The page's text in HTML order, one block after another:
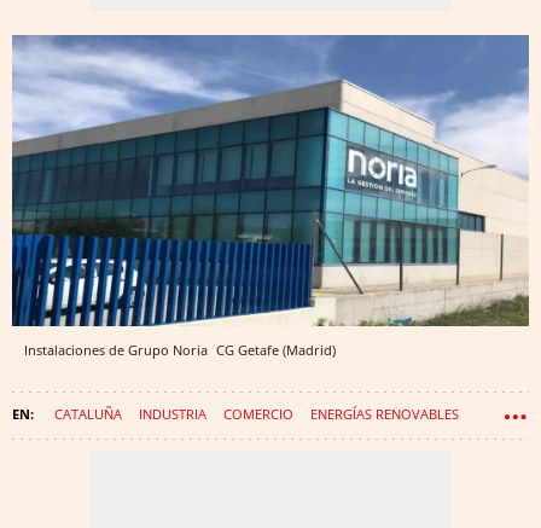
Instalaciones de Grupo Noria CG Getafe (Madrid)
CATALUÑA INDUSTRIA COMERCIO ENERGÍAS RENOVABLES